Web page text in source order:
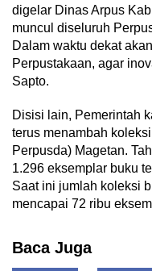
digelar Dinas Arpus
muncul diseluruh
Dalam waktu dekat
Perpustakaan, agar
Sapto.
Disisi lain, Pemerintah
terus menambah
Perpusda) Magetan.
1.296 eksemplar buku
Saat ini jumlah koleksi
mencapai 72 ribu
Baca Juga